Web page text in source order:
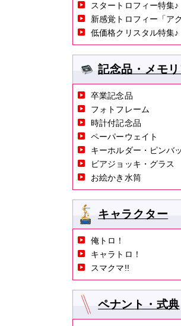
スタートロフィー特集♪
新感覚トロフィー「ア
低価格クリスタル特集♪
記念品・メモ
卒業記念品
フォトフレーム
時計付記念品
ペーパーウェイト
キーホルダー・ピンバ
ビアジョッキ・グラス
お絵かき水筒
キャラクター
俺トロ！
キャラトロ！
スマクマ!!
ペナント・式典